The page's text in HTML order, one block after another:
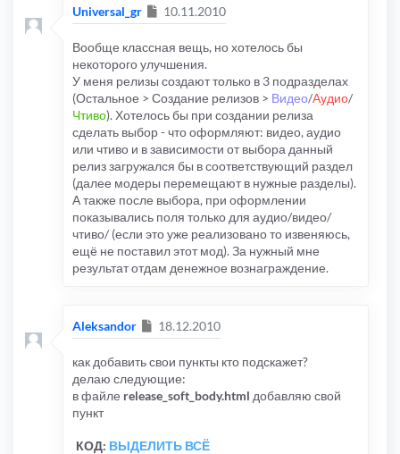
Universal_gr Сообщение
10.11.2010
Вообще классная вещь, но хотелось бы
некоторого улучшения.
У меня релизы создают только в 3 подразделах
(Остальное > Создание релизов > Видео/Аудио/
Чтиво). Хотелось бы при создании релиза
сделать выбор - что оформляют: видео, аудио
или чтиво и в зависимости от выбора данный
релиз загружался бы в соответствующий раздел
(далее модеры перемещают в нужные разделы).
А также после выбора, при оформлении
показывались поля только для аудио/видео/
чтиво/ (если это уже реализовано то извеняюсь,
ещё не поставил этот мод). За нужный мне
результат отдам денежное вознаграждение.
Aleksandor Сообщение
18.12.2010
как добавить свои пункты кто подскажет?
делаю следующие:
в файле release_soft_body.html добавляю свой
пункт
КОД: ВЫДЕЛИТЬ ВСЁ